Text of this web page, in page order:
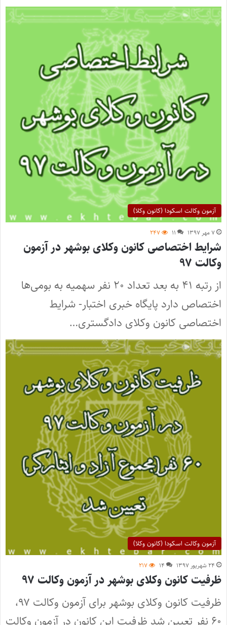
آزمون وکالت اسکودا (کانون وکلا)
۷ مهر ۱۳۹۷ ۱۱ ۲۴۷
شرایط اختصاصی کانون وکلای بوشهر در آزمون
وکالت ۹۷
از رتبه ۴۱ به بعد تعداد ۲۰ نفر سهمیه به بومی‌ها
اختصاص دارد پایگاه خبری اختبار- شرایط
اختصاصی کانون وکلای دادگستری…
آزمون وکالت اسکودا (کانون وکلا)
۲۴ شهریور ۱۳۹۷ ۱۴ ۲۱۷
ظرفیت کانون وکلای بوشهر در آزمون وکالت ۹۷
ظرفیت کانون وکلای بوشهر برای آزمون وکالت ۹۷،
۶۰ نفر تعیین شد ظرفیت این کانون در آزمون وکالت